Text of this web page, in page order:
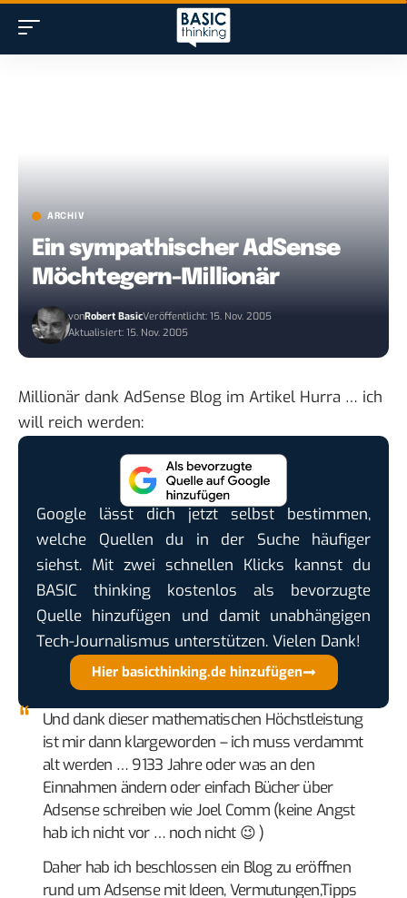
ARCHIV
Ein sympathischer AdSense
Möchtegern-Millionär
vonRobert BasicVeröffentlicht: 15. Nov. 2005
Aktualisiert: 15. Nov. 2005
Millionär dank AdSense Blog im Artikel Hurra … ich
will reich werden:
Google lässt dich jetzt selbst bestimmen,
welche Quellen du in der Suche häufiger
siehst. Mit zwei schnellen Klicks kannst du
BASIC thinking kostenlos als bevorzugte
Quelle hinzufügen und damit unabhängigen
Tech-Journalismus unterstützen. Vielen Dank!
Hier basicthinking.de hinzufügen
Und dank dieser mathematischen Höchstleistung
ist mir dann klargeworden – ich muss verdammt
alt werden … 9133 Jahre oder was an den
Einnahmen ändern oder einfach Bücher über
Adsense schreiben wie Joel Comm (keine Angst
hab ich nicht vor … noch nicht 😉 )
Daher hab ich beschlossen ein Blog zu eröffnen
rund um Adsense mit Ideen, Vermutungen,Tipps